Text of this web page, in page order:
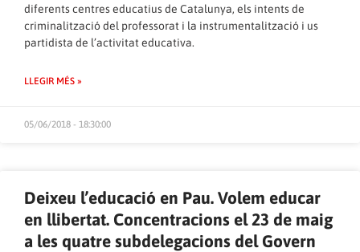
diferents centres educatius de Catalunya, els intents de
criminalització del professorat i la instrumentalització i us
partidista de l’activitat educativa.
LLEGIR MÉS »
05/06/2018 - 18:30:00
Deixeu l’educació en Pau. Volem educar
en llibertat. Concentracions el 23 de maig
a les quatre subdelegacions del Govern